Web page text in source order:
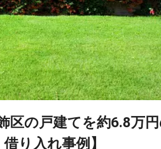
の戸建てを約6.8万
り入れ事例】